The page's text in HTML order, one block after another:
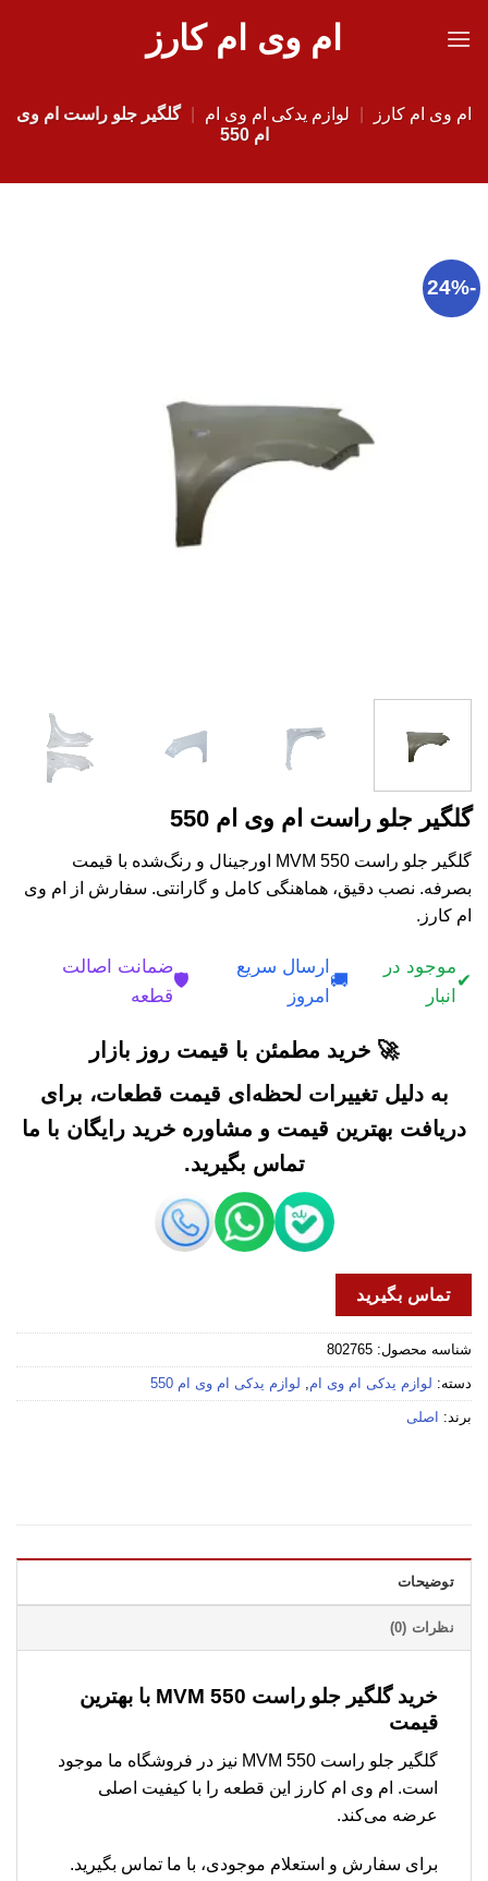
ام وی ام کارز
ام وی ام کارز لوازم یدکی ام وی ام
گلگیر جلو راست ام وی
ام 550
-24%
گلگیر جلو راست ام وی ام 550
گلگیر جلو راست MVM 550 اورجینال و رنگ‌شده با قیمت
بصرفه. نصب دقیق، هماهنگی کامل و گارانتی. سفارش از ام وی
ام کارز.
✔
موجود در
انبار
🚚
ارسال سریع
امروز
🛡️
ضمانت اصالت
قطعه
🚀 خرید مطمئن با قیمت روز بازار
به دلیل تغییرات لحظه‌ای قیمت قطعات، برای
دریافت بهترین قیمت و مشاوره خرید رایگان با ما
تماس بگیرید.
تماس بگیرید
شناسه محصول: 802765
دسته: لوازم یدکی ام وی ام, لوازم یدکی ام وی ام 550
برند: اصلی
توضیحات
نظرات (0)
خرید گلگیر جلو راست MVM 550 با بهترین
قیمت
گلگیر جلو راست MVM 550 نیز در فروشگاه ما موجود
است. ام وی ام کارز این قطعه را با کیفیت اصلی
عرضه می‌کند.
برای سفارش و استعلام موجودی، با ما تماس بگیرید.